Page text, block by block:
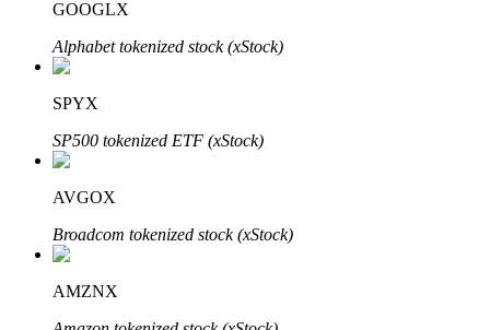
GOOGLX
Alphabet tokenized stock (xStock)
SPYX
SP500 tokenized ETF (xStock)
AVGOX
Broadcom tokenized stock (xStock)
AMZNX